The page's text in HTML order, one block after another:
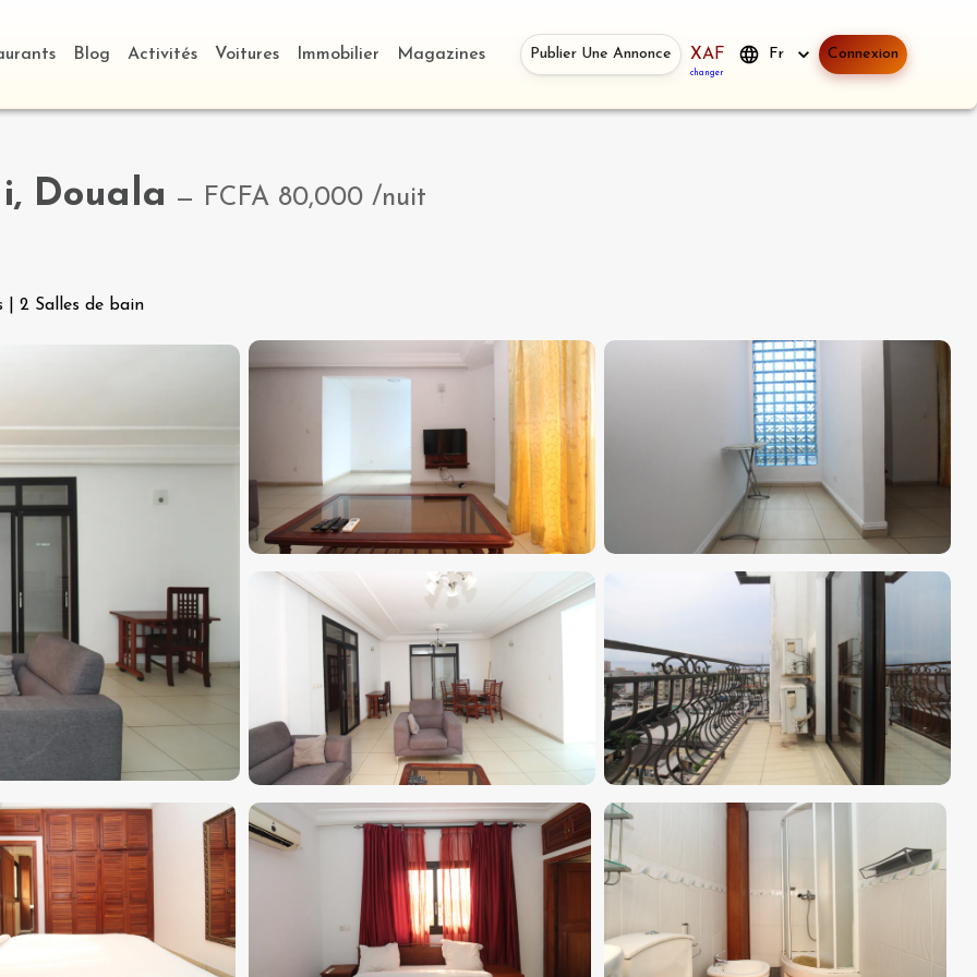
Blog Activités Voitures Immobilier Magazines Publier Une Annonce XAF
changer
Fr Connexion
Douala — FCFA 80,000 /nuit
2 Salles de bain